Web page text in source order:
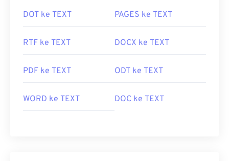
DOT ke TEXT PAGES ke TEXT
RTF ke TEXT DOCX ke TEXT
PDF ke TEXT ODT ke TEXT
WORD ke TEXT DOC ke TEXT